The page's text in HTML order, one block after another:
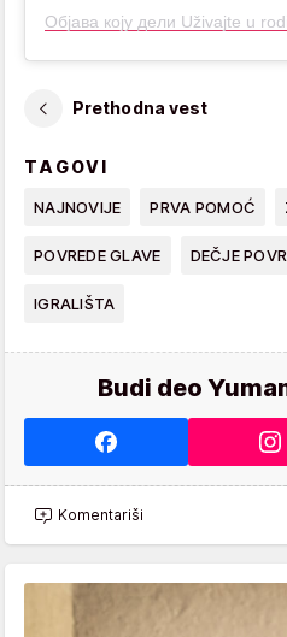
Prethodna vest
TAGOVI
NAJNOVIJE PRVA POMOĆ
POVREDE GLAVE DEČJE
IGRALIŠTA
Budi deo
Komentariši